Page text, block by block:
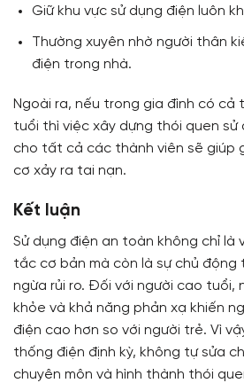
Giữ khu vực sử dụng điện luôn
Thường xuyên nhờ người thân
điện trong nhà.
Ngoài ra, nếu trong gia đình có cả
tuổi thì việc xây dựng thói quen sử
cho tất cả các thành viên sẽ giúp
cơ xảy ra tai nạn.
Kết luận
Sử dụng điện an toàn không chỉ là
tắc cơ bản mà còn là sự chủ động
ngừa rủi ro. Đối với người cao tuổi,
khỏe và khả năng phản xạ khiến
điện cao hơn so với người trẻ. Vì
thống điện định kỳ, không tự sửa
chuyên môn và hình thành thói